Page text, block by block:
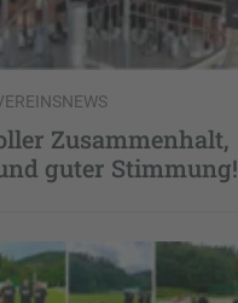
Zusammenhalt,
guter Stimmung!